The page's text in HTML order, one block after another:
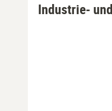
Industrie-